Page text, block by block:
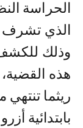
الحراسة
الذي تشرف
وذلك
هذه
ريثما
بابتدائية